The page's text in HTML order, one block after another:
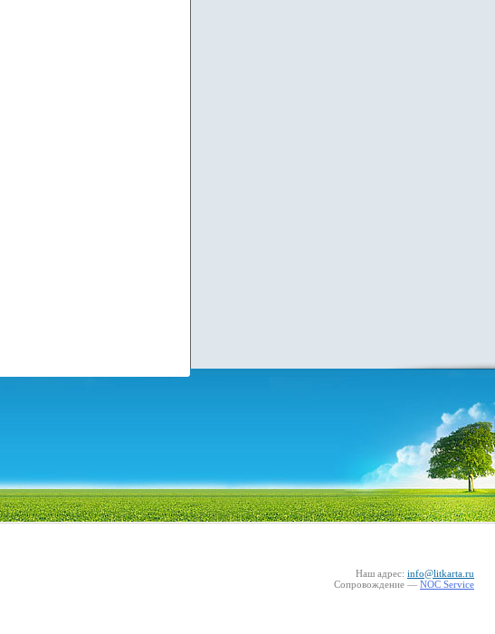
Наш адрес: info@litkarta.ru
Сопровождение — NOC Service